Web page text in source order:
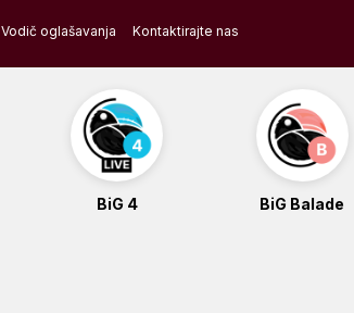
Vodič oglašavanja Kontaktirajte nas
BiG 4 BiG Balade